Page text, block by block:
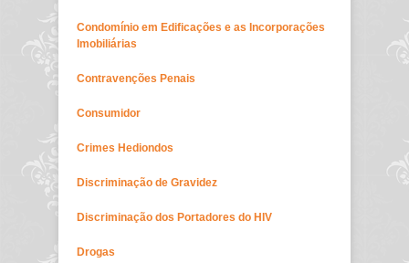
Condomínio em Edificações e as Incorporações
Imobiliárias
Contravenções Penais
Consumidor
Crimes Hediondos
Discriminação de Gravidez
Discriminação dos Portadores do HIV
Drogas